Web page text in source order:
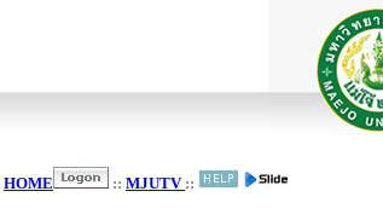
HOME :: MJUTV ::